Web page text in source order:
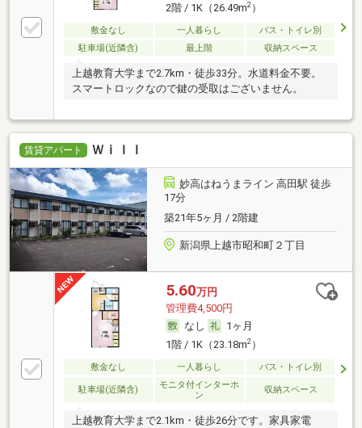
2階 / 1K（26.49m2）
敷金なし 一人暮らし
バス・トイレ別
駐車場(近隣含)
最上階 収納スペース
上越教育大学まで2.7km・徒歩33分。水道料金不要。
スマートロックなので鍵の受取はございません。
賃貸アパート Ｗｉｌｌ
妙高はねうまライン 高田駅 徒歩
17分
築21年5ヶ月 / 2階建
新潟県上越市昭和町２丁目
5.60万円
管理費4,500円
なし
1ヶ月
1階 / 1K（23.18m2）
敷金なし 一人暮らし バス・トイレ別
駐車場(近隣含)
モニタ付インターホ
ン
収納スペース
上越教育大学まで2.1km・徒歩26分です。家具家電